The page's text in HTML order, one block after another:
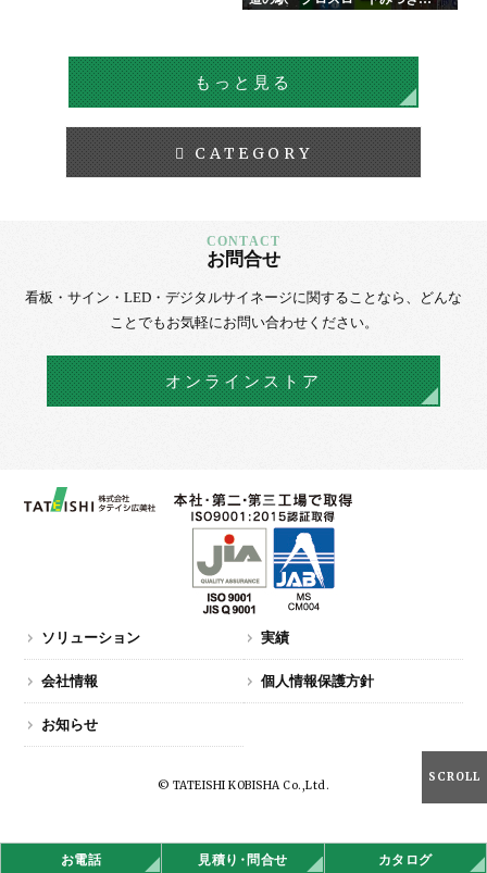
ED電光掲示板
もっと見る
CATEGORY
SCROLL
お問合せ
看板・サイン・LED・デジタルサイネージに関することなら、
どんな
ことでもお気軽にお問い合わせください。
オンラインストア
お電話 見積り・ 問合せ カタログ
ソリューション 実績
会社情報 個人情報保護方針
お知らせ
© TATEISHI KOBISHA Co.,Ltd.